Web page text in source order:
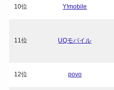
10位 Y!mobile
11位 UQモバイル
12位 povo